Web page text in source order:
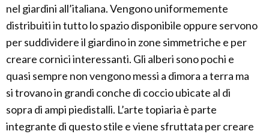
nel giardini all’italiana. Vengono uniformemente
distribuiti in tutto lo spazio disponibile oppure servono
per suddividere il giardino in zone simmetriche e per
creare cornici interessanti. Gli alberi sono pochi e
quasi sempre non vengono messi a dimora a terra ma
si trovano in grandi conche di coccio ubicate al di
sopra di ampi piedistalli. L’arte topiaria è parte
integrante di questo stile e viene sfruttata per creare